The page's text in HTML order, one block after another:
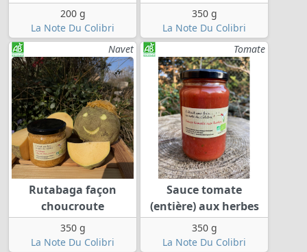
200 g
La Note Du Colibri
350 g
La Note Du Colibri
Navet
Rutabaga façon
choucroute
350 g
La Note Du Colibri
Tomate
Sauce tomate
(entière) aux herbes
350 g
La Note Du Colibri